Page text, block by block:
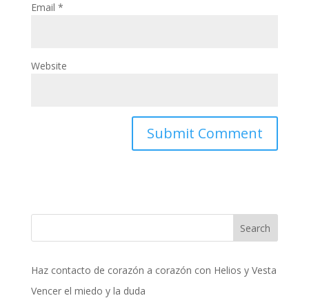
Email *
Website
Haz contacto de corazón a corazón con Helios y Vesta
Vencer el miedo y la duda